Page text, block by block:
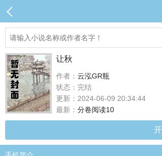
让秋
作者： 云泓GR瓶
状态：完结
更新：2024-06-09 20:34:44
最新： 分卷阅读10